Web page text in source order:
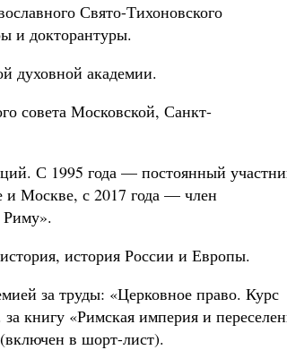
Свято-Тихоновского
и докторантуры.
духовной академии.
совета Московской, Санкт-
С 1995 года — постоянный
Москве, с 2017 года — член
Риму».
история России и Европы.
за труды: «Церковное право. Курс
книгу «Римская империя и
в шорт-лист).